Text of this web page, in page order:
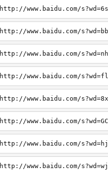
http://www.baidu.com/
http://www.baidu.com/
http://www.baidu.com/
http://www.baidu.com/
http://www.baidu.com/
http://www.baidu.com/
http://www.baidu.com/
http://www.baidu.com/